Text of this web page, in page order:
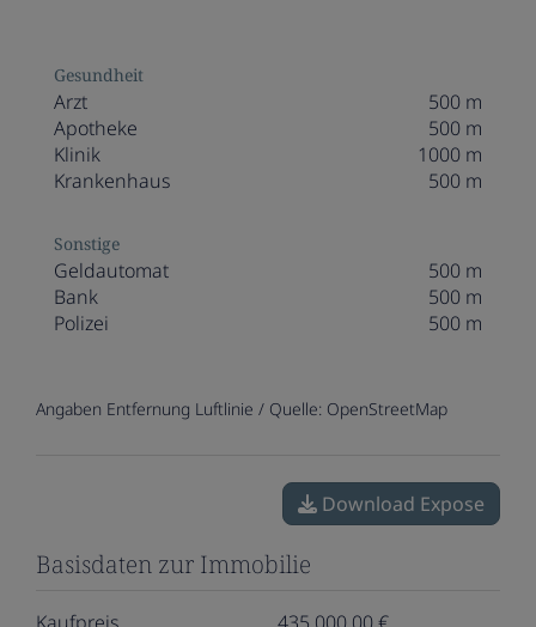
Gesundheit
Arzt
500 m
Apotheke
500 m
Klinik
1000 m
Krankenhaus
500 m
Sonstige
Geldautomat
500 m
Bank
500 m
Polizei
500 m
Angaben Entfernung Luftlinie / Quelle: OpenStreetMap
Download Expose
Basisdaten zur Immobilie